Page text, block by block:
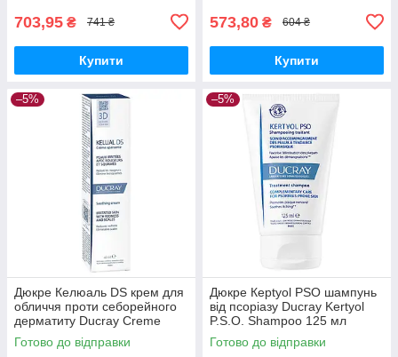
703,95 ₴ 741 ₴
Купити
573,80 ₴ 604 ₴
Купити
–5%
Дюкре Келюаль DS крем для
обличчя проти себорейного
дерматиту Ducray Creme
Apaisante Squamoredactrice
40 мл
Готово до відправки
–5%
Дюкре Керtyol PSO шампунь
від псоріазу Ducray Kertyol
P.S.O. Shampoo 125 мл
Готово до відправки